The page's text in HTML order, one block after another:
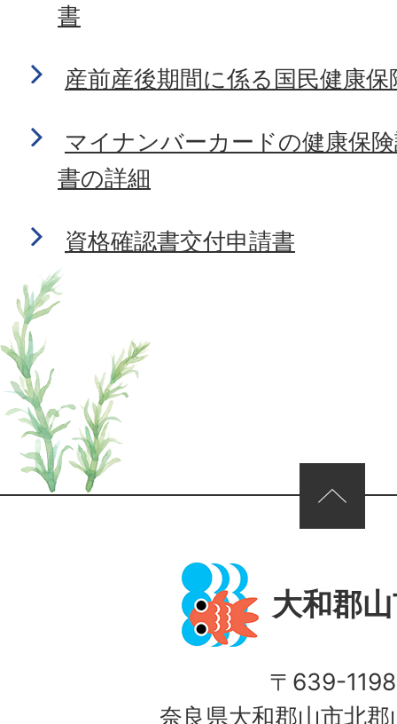
書
産前産後期間に係る国民健康
マイナンバーカードの健康保
書の詳細
資格確認書交付申請書
ページの先頭へ
大和郡
〒639-1198
奈良県大和郡山市北